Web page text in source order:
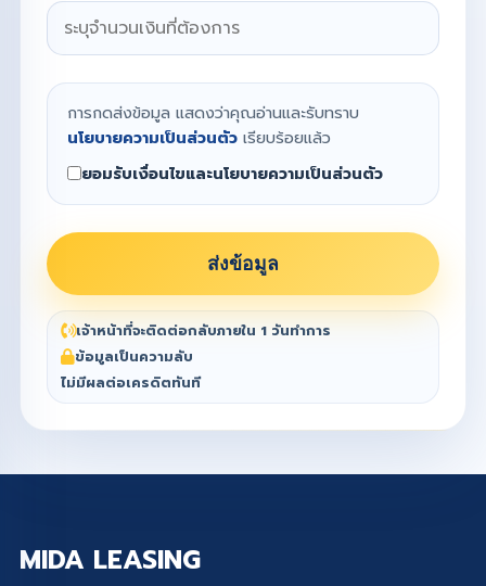
การกดส่งข้อมูล แสดงว่าคุณอ่านและรับทราบ
นโยบายความเป็นส่วนตัว เรียบร้อยแล้ว
ยอมรับเงื่อนไขและนโยบายความเป็นส่วนตัว
ส่งข้อมูล
เจ้าหน้าที่จะติดต่อกลับภายใน 1 วันทำการ
ข้อมูลเป็นความลับ
ไม่มีผลต่อเครดิตทันที
MIDA LEASING